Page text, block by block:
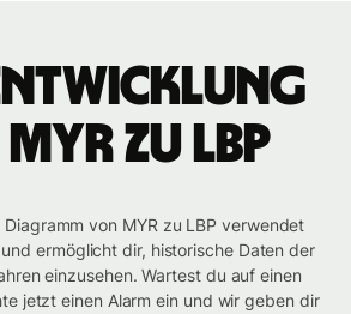
zu LBP
von MYR zu LBP verwendet
ermöglicht dir, historische Daten der
einzusehen. Wartest du auf einen
jetzt einen Alarm ein und wir geben dir